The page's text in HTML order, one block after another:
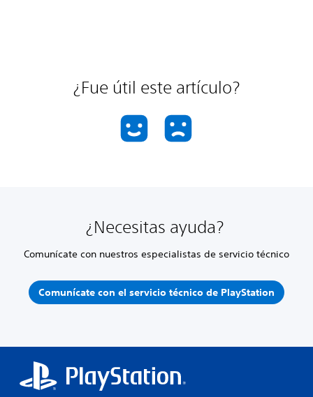
¿Fue útil este artículo?
¿Necesitas ayuda?
Comunícate con nuestros especialistas de servicio técnico
Comunícate con el servicio técnico de PlayStation